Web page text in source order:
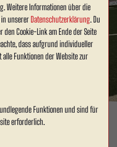
Weitere Informationen über die
unserer Datenschutzerklärung. Du
Cookie-Link am Ende der Seite
dass aufgrund individueller
Funktionen der Website zur
Funktionen und sind für
erforderlich.